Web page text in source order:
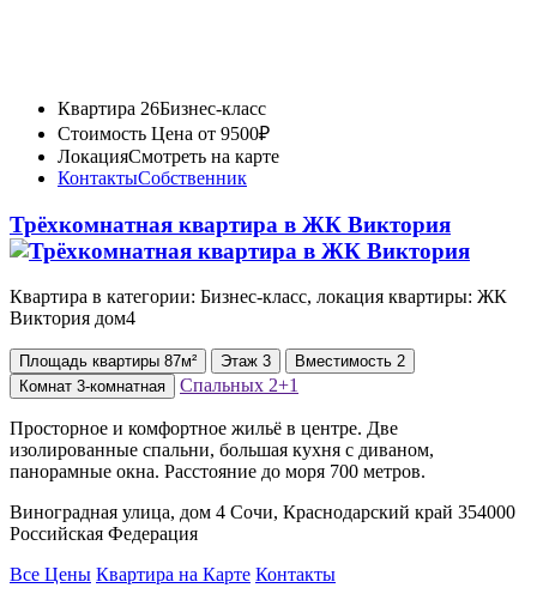
Квартира 26Бизнес-класс
Стоимость Цена от 9500₽
ЛокацияСмотреть на карте
КонтактыСобственник
Трёхкомнатная квартира в ЖК Виктория
Квартира в категории: Бизнес-класс, локация квартиры: ЖК
Виктория дом4
Площадь квартиры 87м² Этаж 3 Вместимость 2
Комнат 3-комнатная Спальных 2+1
Просторное и комфортное жильё в центре. Две
изолированные спальни, большая кухня с диваном,
панорамные окна. Расстояние до моря 700 метров.
Виноградная улица, дом 4 Сочи, Краснодарский край 354000
Российская Федерация
Все Цены Квартира на Карте Контакты